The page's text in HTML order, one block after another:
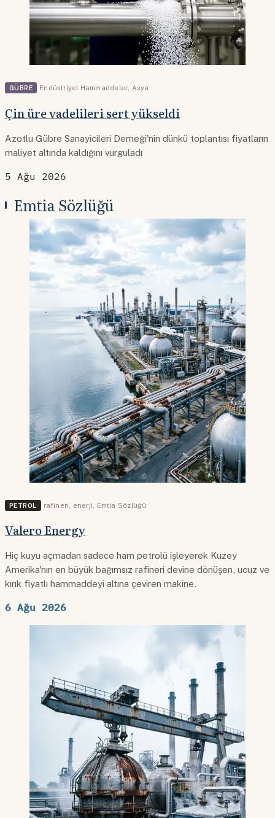
GÜBRE Endüstriyel Hammaddeler Asya
Çin üre vadelileri sert yükseldi
Azotlu Gübre Sanayicileri Derneği'nin dünkü toplantısı fiyatların
maliyet altında kaldığını vurguladı
5 Ağu 2026
Emtia Sözlüğü
PETROL rafineri enerji Emtia Sözlüğü
Valero Energy
Hiç kuyu açmadan sadece ham petrolü işleyerek Kuzey
Amerika'nın en büyük bağımsız rafineri devine dönüşen, ucuz ve
kırık fiyatlı hammaddeyi altına çeviren makine.
6 Ağu 2026